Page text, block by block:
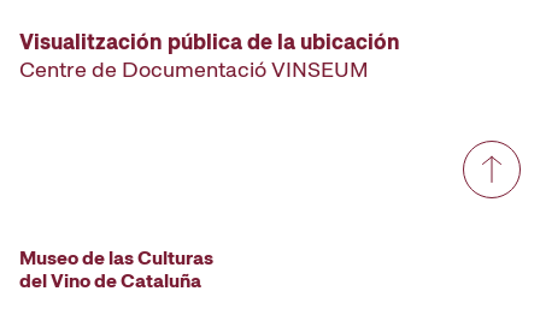
Visualitzación pública de la ubicación
Centre de Documentació VINSEUM
Museo de las Culturas
del Vino de Cataluña